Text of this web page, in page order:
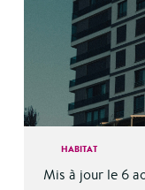
HABITAT
Mis à jour le 6